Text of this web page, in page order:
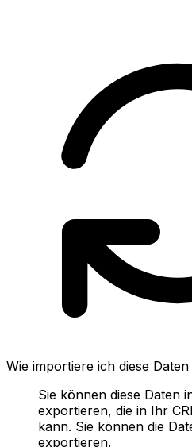
Wie importiere ich diese Daten
Sie können diese Daten
exportieren, die in Ihr
kann. Sie können die
exportieren.